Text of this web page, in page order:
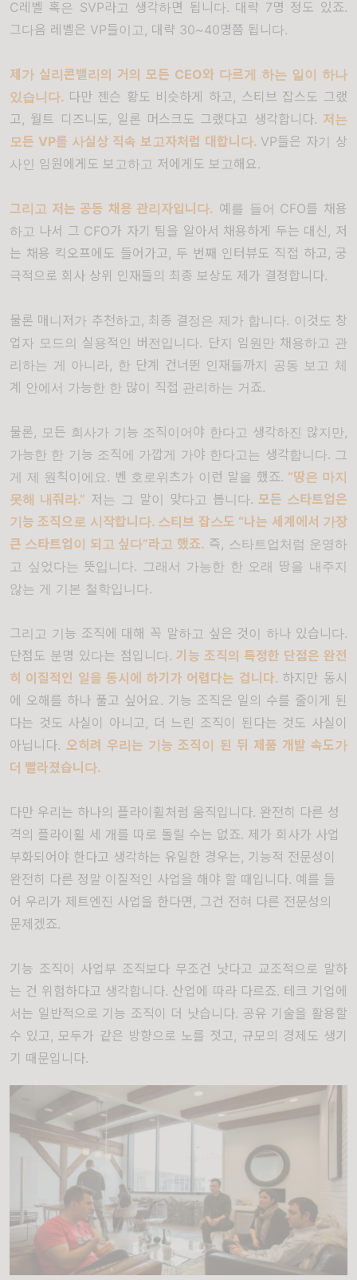
C레벨 혹은 SVP라고 생각하면 됩니다. 대략 7명 정도 있죠.
그다음 레벨은 VP들이고 , 대략 30~40명쯤 됩니다.
제가 실리콘밸리의 거의 모든 CEO와 다르게 하는 일이 하나
있습니다. 다만 젠슨 황도 비슷하게 하고, 스티브 잡스도 그랬
고, 월트 디즈니도, 일론 머스크도 그랬다고 생각합니다. 저는
모든 VP를 사실상 직속 보고자처럼 대합니다. VP들은 자기 상
사인 임원에게도 보고하고 저에게도 보고해요.
그리고 저는 공동 채용 관리자입니다. 예를 들어 CFO를 채용
하고 나서 그 CFO가 자기 팀을 알아서 채용하게 두는 대신 , 저
는 채용 킥오프에도 들어가고, 두 번째 인터뷰도 직접 하고, 궁
극적으로 회사 상위 인재들의 최종 보상도 제가 결정합니다.
물론 매니저가 추천하고 , 최종 결정은 제가 합니다. 이것도 창
업자 모드의 실용적인 버전입니다. 단지 임원만 채용하고 관
리하는 게 아니라, 한 단계 건너뛴 인재들까지 공동 보고 체
계 안에서 가능한 한 많이 직접 관리하는 거죠.
물론, 모든 회사가 기능 조직이어야 한다고 생각하진 않지만,
가능한 한 기능 조직에 가깝게 가야 한다고는 생각합니다. 그
게 제 원칙이에요 . 벤 호로위츠가 이런 말을 했죠. “땅은 마지
못해 내줘라.” 저는 그 말이 맞다고 봅니다. 모든 스타트업은
기능 조직으로 시작합니다. 스티브 잡스도 “나는 세계에서 가장
큰 스타트업이 되고 싶다”라고 했죠. 즉, 스타트업처럼 운영하
고 싶었다는 뜻입니다. 그래서 가능한 한 오래 땅을 내주지
않는 게 기본 철학입니다.
그리고 기능 조직에 대해 꼭 말하고 싶은 것이 하나 있습니다.
단점도 분명 있다는 점입니다. 기능 조직의 특정한 단점은 완전
히 이질적인 일을 동시에 하기가 어렵다는 겁니다. 하지만 동시
에 오해를 하나 풀고 싶어요. 기능 조직은 일의 수를 줄이게 된
다는 것도 사실이 아니고, 더 느린 조직이 된다는 것도 사실이
아닙니다.오히려 우리는 기능 조직이 된 뒤 제품 개발 속도가
더 빨라졌습니다.
다만 우리는 하나의 플라이휠처럼 움직입니다. 완전히 다른 성
격의 플라이휠 세 개를 따로 돌릴 수는 없죠. 제가 회사가 사업
부화되어야 한다고 생각하는 유일한 경우는, 기능적 전문성이
완전히 다른 정말 이질적인 사업을 해야 할 때입니다. 예를 들
어 우리가 제트엔진 사업을 한다면 , 그건 전혀 다른 전문성의
문제겠죠.
기능 조직이 사업부 조직보다 무조건 낫다고 교조적으로 말하
는 건 위험하다고 생각합니다. 산업에 따라 다르죠. 테크 기업에
서는 일반적으로 기능 조직이 더 낫습니다. 공유 기술을 활용할
수 있고,모두가 같은 방향으로 노를 젓고, 규모의 경제도 생기
기 때문입니다.